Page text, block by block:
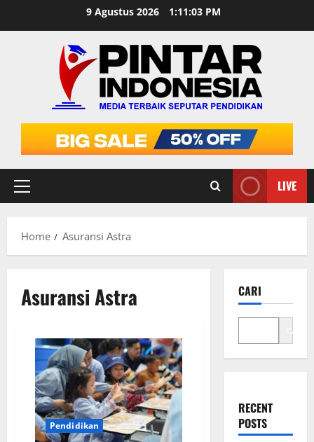
9 Agustus 2026 1:11:04 PM
Primary
LIVE
Home Asuransi Astra
Asuransi Astra
Pendidikan
CARI
Cari
RECENT
POSTS